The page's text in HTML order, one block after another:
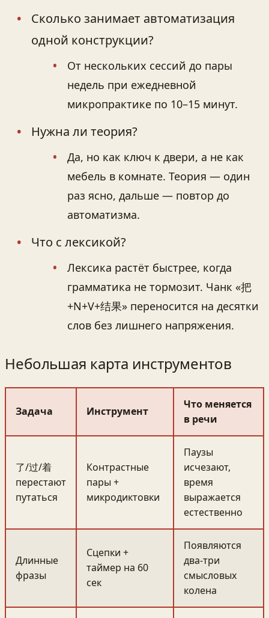
Сколько занимает автоматизация
одной конструкции?
От нескольких сессий до пары
недель при ежедневной
микропрактике по 10–15 минут.
Нужна ли теория?
Да, но как ключ к двери, а не как
мебель в комнате. Теория — один
раз ясно, дальше — повтор до
автоматизма.
Что с лексикой?
Лексика растёт быстрее, когда
грамматика не тормозит. Чанк «把
+N+V+结果» переносится на десятки
слов без лишнего напряжения.
Небольшая карта инструментов
Задача Инструмент
Что меняется
в речи
了/过/着
перестают
путаться
Контрастные
пары +
микродиктовки
Паузы
исчезают,
время
выражается
естественно
Длинные
фразы
Сцепки +
таймер на 60
сек
Появляются
два-три
смысловых
колена